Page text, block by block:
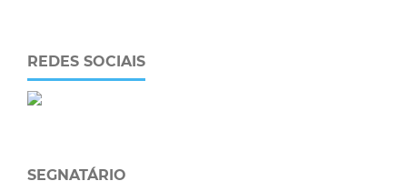
REDES SOCIAIS
SEGNATÁRIO